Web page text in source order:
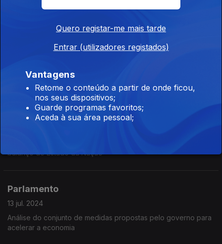
prevenção e o combate
Parlamento
balanço do Estado da Nação
Parlamento
13 jul. 2024
Análise do conjunto de medidas propostas pelo governo para
acelerar a economia
Quero registar-me mais tarde
Entrar (utilizadores registados)
Vantagens
Retome o conteúdo a partir de onde ficou,
nos seus dispositivos;
Guarde programas favoritos;
Aceda à sua área pessoal;